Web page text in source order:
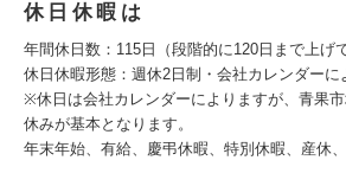
休日休暇は
年間休日数：115日（段階的に120日まで上げ
休日休暇形態：週休2日制・会社カレンダーに
※休日は会社カレンダーによりますが、青果
休みが基本となります。
年末年始、有給、慶弔休暇、特別休暇、産休